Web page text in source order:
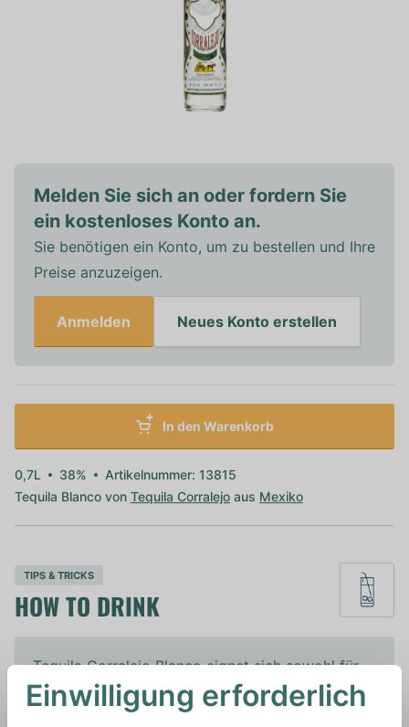
Melden Sie sich an oder fordern Sie
ein kostenloses Konto an.
Sie benötigen ein Konto, um zu bestellen und Ihre
Preise anzuzeigen.
Anmelden Neues Konto erstellen
In den Warenkorb
0,7L 38%
Artikelnummer: 13815
Tequila Blanco von Tequila Corralejo aus Mexiko
TIPS & TRICKS
HOW TO DRINK
Tequila Corralejo Blanco eignet sich sowohl für
den puren Genuss, als auch für Cocktails wie
Margarita, Tequila Sunrise und Batanga.
Einwilligung erforderlich